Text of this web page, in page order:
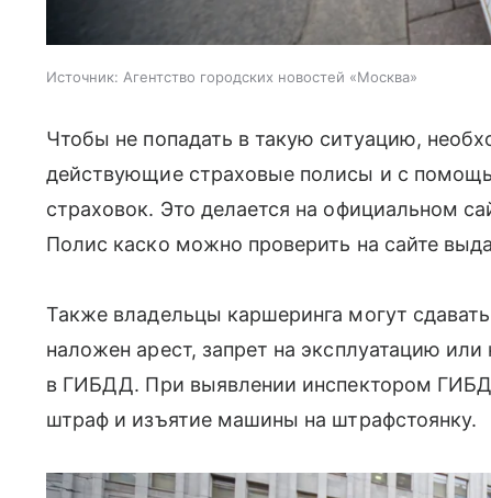
Источник: Агентство городских новостей «Москва»
Чтобы не попадать в такую ситуацию,
действующие страховые полисы и с
страховок. Это делается на официальном
Полис каско можно проверить на сайте
Также владельцы каршеринга могут
наложен арест, запрет на эксплуатацию
в ГИБДД. При выявлении инспектором
штраф и изъятие машины на штрафстоянку.